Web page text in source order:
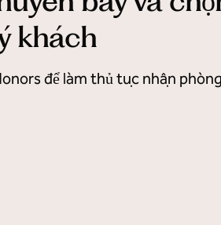
khách
để làm thủ tục nhận